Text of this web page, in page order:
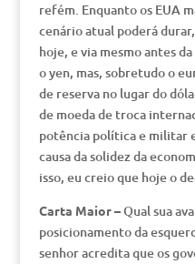
refém. Enquanto os EUA
cenário atual poderá
hoje, e via mesmo antes
o yen, mas, sobretudo o
de reserva no lugar do
de moeda de troca
potência política e militar
causa da solidez da
isso, eu creio que hoje o
Carta Maior –Qual sua
posicionamento da
senhor acredita que os